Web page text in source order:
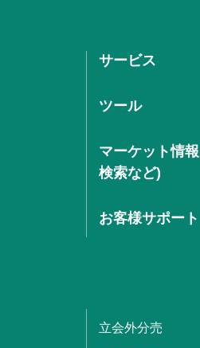
サービス
ツール
マーケット情
検索など)
お客様サポート
立会外分売